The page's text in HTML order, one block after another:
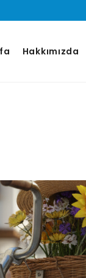
Hakkımızda